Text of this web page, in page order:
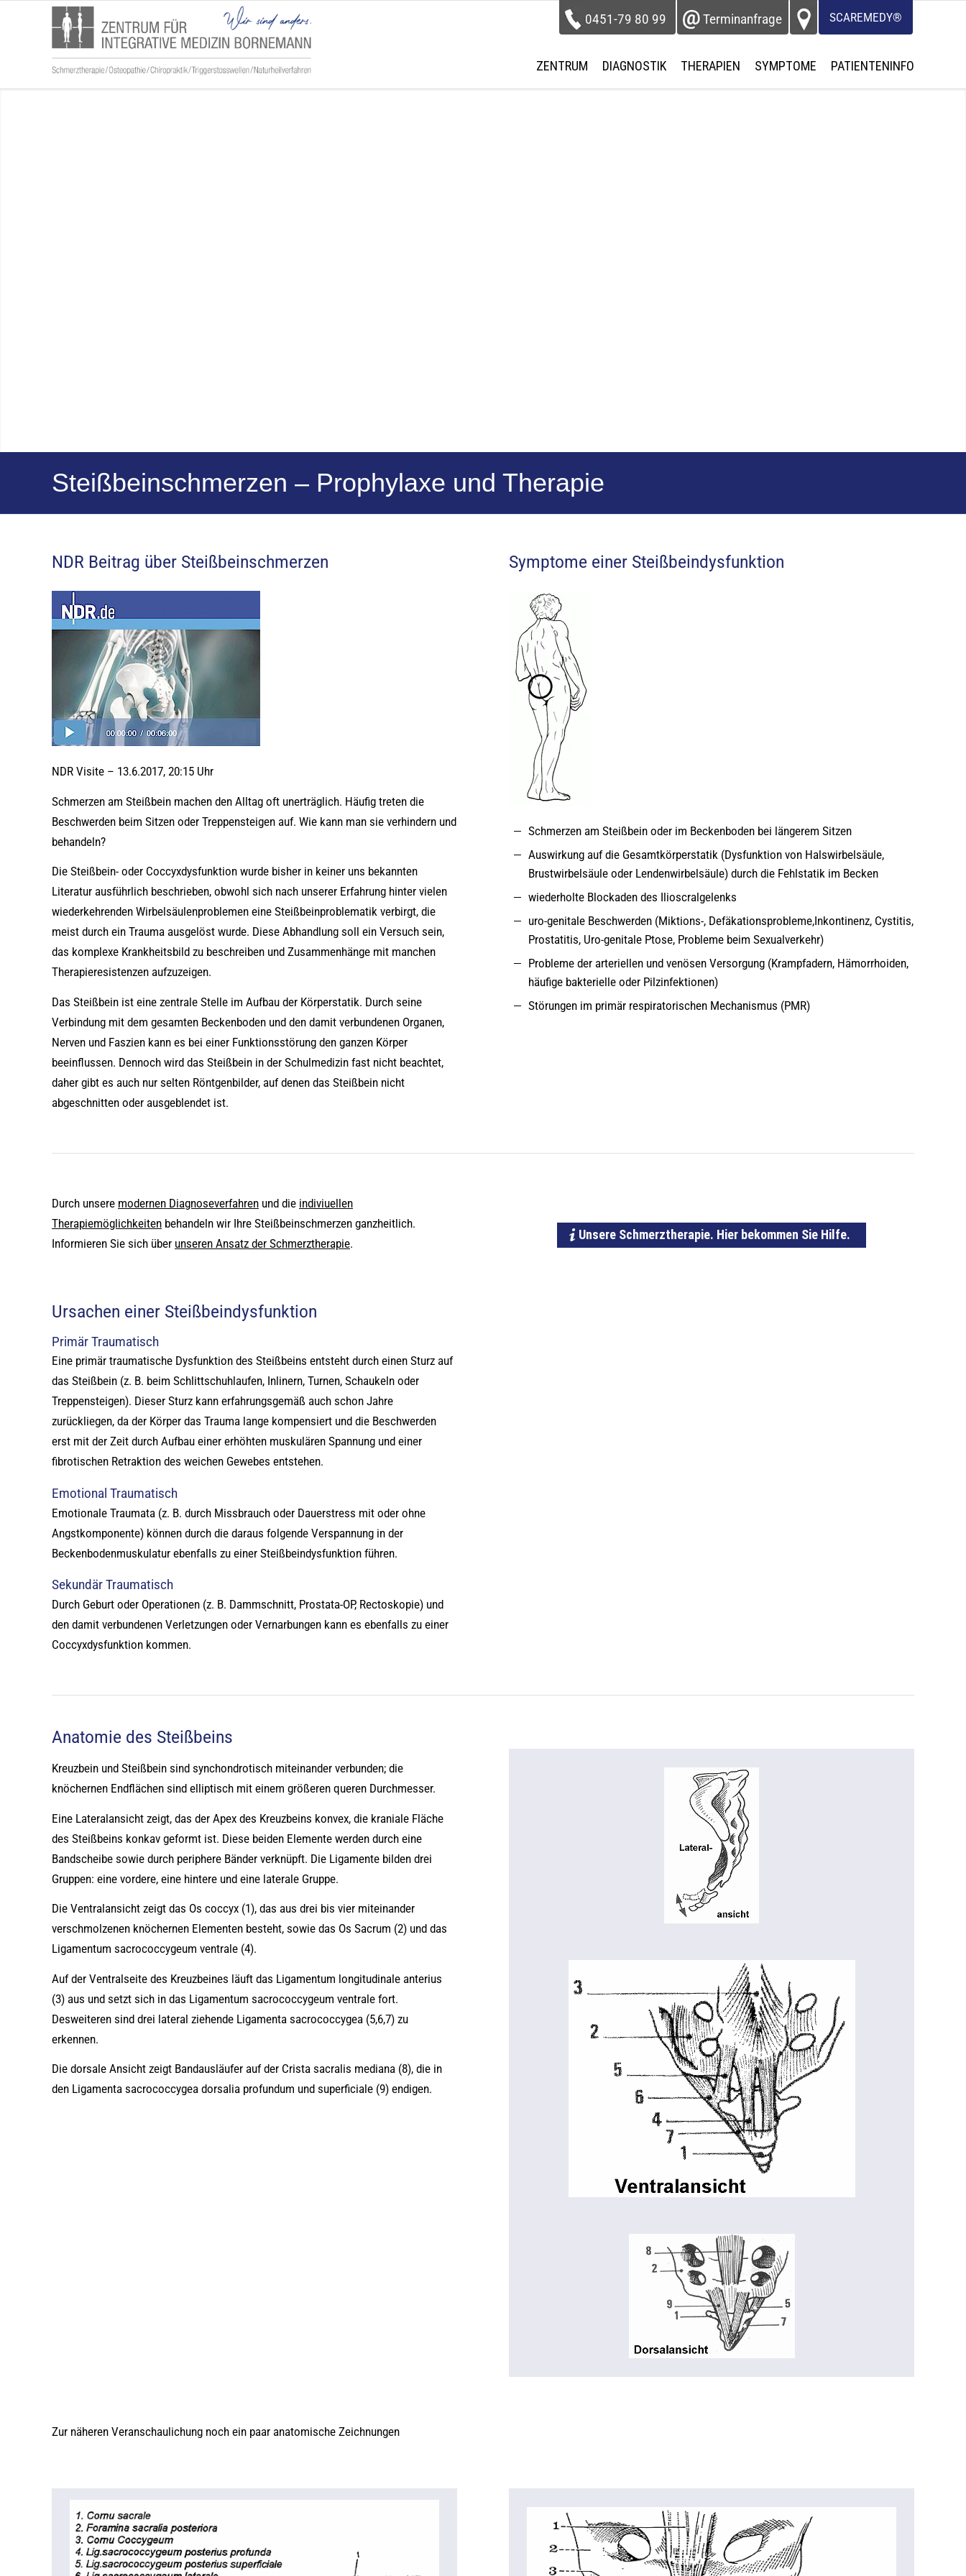
0451-79 80 99 Terminanfrage SCAREMEDY®
ZENTRUM DIAGNOSTIK THERAPIEN SYMPTOME PATIENTENINFO
Steißbeinschmerzen – Prophylaxe und Therapie
NDR Beitrag über Steißbeinschmerzen
NDR Visite – 13.6.2017, 20:15 Uhr
Schmerzen am Steißbein machen den Alltag oft unerträglich. Häufig treten die
Beschwerden beim Sitzen oder Treppensteigen auf. Wie kann man sie verhindern und
behandeln?
Die Steißbein- oder Coccyxdysfunktion wurde bisher in keiner uns bekannten
Literatur ausführlich beschrieben, obwohl sich nach unserer Erfahrung hinter vielen
wiederkehrenden Wirbelsäulenproblemen eine Steißbeinproblematik verbirgt, die
meist durch ein Trauma ausgelöst wurde. Diese Abhandlung soll ein Versuch sein,
das komplexe Krankheitsbild zu beschreiben und Zusammenhänge mit manchen
Therapieresistenzen aufzuzeigen.
Das Steißbein ist eine zentrale Stelle im Aufbau der Körperstatik. Durch seine
Verbindung mit dem gesamten Beckenboden und den damit verbundenen Organen,
Nerven und Faszien kann es bei einer Funktionsstörung den ganzen Körper
beeinflussen. Dennoch wird das Steißbein in der Schulmedizin fast nicht beachtet,
daher gibt es auch nur selten Röntgenbilder, auf denen das Steißbein nicht
abgeschnitten oder ausgeblendet ist.
Symptome einer Steißbeindysfunktion
Schmerzen am Steißbein oder im Beckenboden bei längerem Sitzen
Auswirkung auf die Gesamtkörperstatik (Dysfunktion von Halswirbelsäule,
Brustwirbelsäule oder Lendenwirbelsäule) durch die Fehlstatik im Becken
wiederholte Blockaden des Ilioscralgelenks
uro-genitale Beschwerden (Miktions-, Defäkationsprobleme,Inkontinenz, Cystitis,
Prostatitis, Uro-genitale Ptose, Probleme beim Sexualverkehr)
Probleme der arteriellen und venösen Versorgung (Krampfadern, Hämorrhoiden,
häufige bakterielle oder Pilzinfektionen)
Störungen im primär respiratorischen Mechanismus (PMR)
Durch unsere modernen Diagnoseverfahren und die indiviuellen
Therapiemöglichkeiten behandeln wir Ihre Steißbeinschmerzen ganzheitlich.
Informieren Sie sich über unseren Ansatz der Schmerztherapie.
Unsere Schmerztherapie. Hier bekommen Sie Hilfe.
Ursachen einer Steißbeindysfunktion
Primär Traumatisch
Eine primär traumatische Dysfunktion des Steißbeins entsteht durch einen Sturz auf
das Steißbein (z. B. beim Schlittschuhlaufen, Inlinern, Turnen, Schaukeln oder
Treppensteigen). Dieser Sturz kann erfahrungsgemäß auch schon Jahre
zurückliegen, da der Körper das Trauma lange kompensiert und die Beschwerden
erst mit der Zeit durch Aufbau einer erhöhten muskulären Spannung und einer
fibrotischen Retraktion des weichen Gewebes entstehen.
Emotional Traumatisch
Emotionale Traumata (z. B. durch Missbrauch oder Dauerstress mit oder ohne
Angstkomponente) können durch die daraus folgende Verspannung in der
Beckenbodenmuskulatur ebenfalls zu einer Steißbeindysfunktion führen.
Sekundär Traumatisch
Durch Geburt oder Operationen (z. B. Dammschnitt, Prostata-OP, Rectoskopie) und
den damit verbundenen Verletzungen oder Vernarbungen kann es ebenfalls zu einer
Coccyxdysfunktion kommen.
Anatomie des Steißbeins
Kreuzbein und Steißbein sind synchondrotisch miteinander verbunden; die
knöchernen Endflächen sind elliptisch mit einem größeren queren Durchmesser.
Eine Lateralansicht zeigt, das der Apex des Kreuzbeins konvex, die kraniale Fläche
des Steißbeins konkav geformt ist. Diese beiden Elemente werden durch eine
Bandscheibe sowie durch periphere Bänder verknüpft. Die Ligamente bilden drei
Gruppen: eine vordere, eine hintere und eine laterale Gruppe.
Die Ventralansicht zeigt das Os coccyx (1), das aus drei bis vier miteinander
verschmolzenen knöchernen Elementen besteht, sowie das Os Sacrum (2) und das
Ligamentum sacrococcygeum ventrale (4).
Auf der Ventralseite des Kreuzbeines läuft das Ligamentum longitudinale anterius
(3) aus und setzt sich in das Ligamentum sacrococcygeum ventrale fort.
Desweiteren sind drei lateral ziehende Ligamenta sacrococcygea (5,6,7) zu
erkennen.
Die dorsale Ansicht zeigt Bandausläufer auf der Crista sacralis mediana (8), die in
den Ligamenta sacrococcygea dorsalia profundum und superficiale (9) endigen.
Zur näheren Veranschaulichung noch ein paar anatomische Zeichnungen